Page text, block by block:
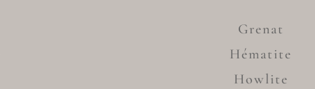
Grenat
Hématite
Howlite